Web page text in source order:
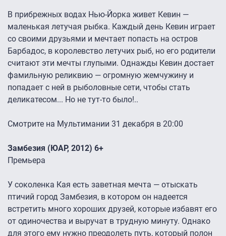
В прибрежных водах Нью-Йорка живет Кевин —
маленькая летучая рыбка. Каждый день Кевин играет
со своими друзьями и мечтает попасть на остров
Барбадос, в королевство летучих рыб, но его родители
считают эти мечты глупыми. Однажды Кевин достает
фамильную реликвию — огромную жемчужину и
попадает с ней в рыболовные сети, чтобы стать
деликатесом... Но не тут-то было!..
Смотрите на Мультимании 31 декабря в 20:00
Замбезия (ЮАР, 2012) 6+
Премьера
У соколенка Кая есть заветная мечта — отыскать
птичий город Замбезия, в котором он надеется
встретить много хороших друзей, которые избавят его
от одиночества и выручат в трудную минуту. Однако
для этого ему нужно преодолеть путь, который полон